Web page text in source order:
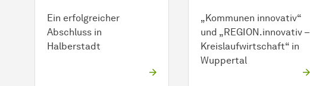
Ein erfolgreicher
Abschluss in
Halberstadt
„Kommunen innovativ“
und „REGION.innovativ –
Kreislaufwirtschaft“ in
Wuppertal